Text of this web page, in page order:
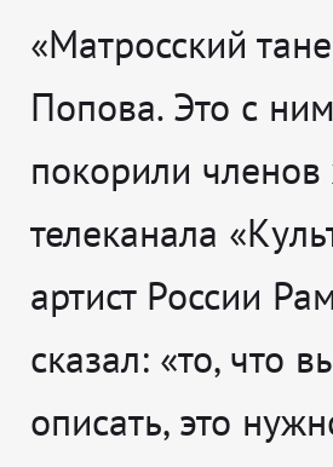
«Матросский
Попова. Это с
покорили
телеканала
артист России
сказал: «то, что
описать, это